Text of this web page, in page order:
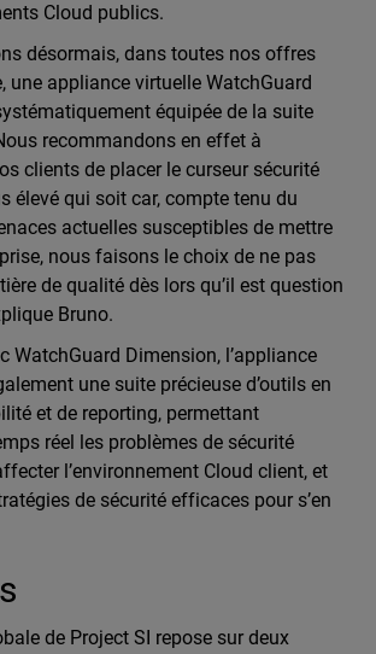
Cloud publics.
désormais, dans toutes nos offres
une appliance virtuelle WatchGuard
équipée de la suite
recommandons en effet à
clients de placer le curseur sécurité
élevé qui soit car, compte tenu du
actuelles susceptibles de mettre
nous faisons le choix de ne pas
de qualité dès lors qu’il est question
Bruno.
WatchGuard Dimension, l’appliance
une suite précieuse d’outils en
et de reporting, permettant
réel les problèmes de sécurité
l’environnement Cloud client, et
de sécurité efficaces pour s’en
de Project SI repose sur deux